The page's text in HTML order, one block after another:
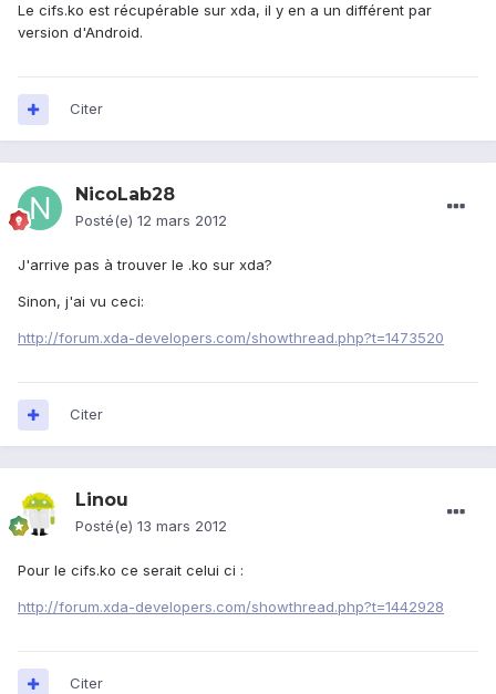
Le cifs.ko est récupérable sur xda, il y en a un différent par
version d'Android.
Citer
NicoLab28
Posté(e) 12 mars 2012
J'arrive pas à trouver le .ko sur xda?
Sinon, j'ai vu ceci:
http://forum.xda-developers.com/showthread.php?t=1473520
Citer
Linou
Posté(e) 13 mars 2012
Pour le cifs.ko ce serait celui ci :
http://forum.xda-developers.com/showthread.php?t=1442928
Citer